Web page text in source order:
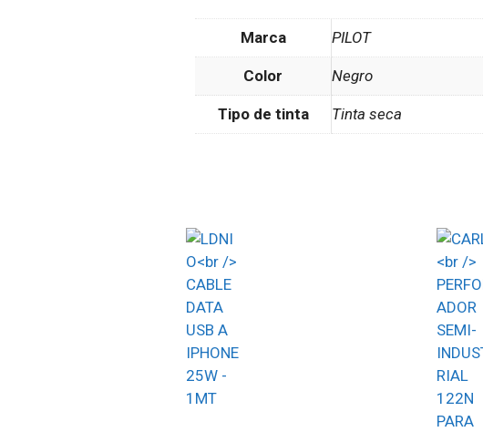
Marca PILOT
Color Negro
Tipo de tinta Tinta seca